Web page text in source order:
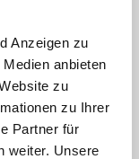
Anzeigen zu
anbieten
zu
zu Ihrer
Partner für
weiter. Unsere